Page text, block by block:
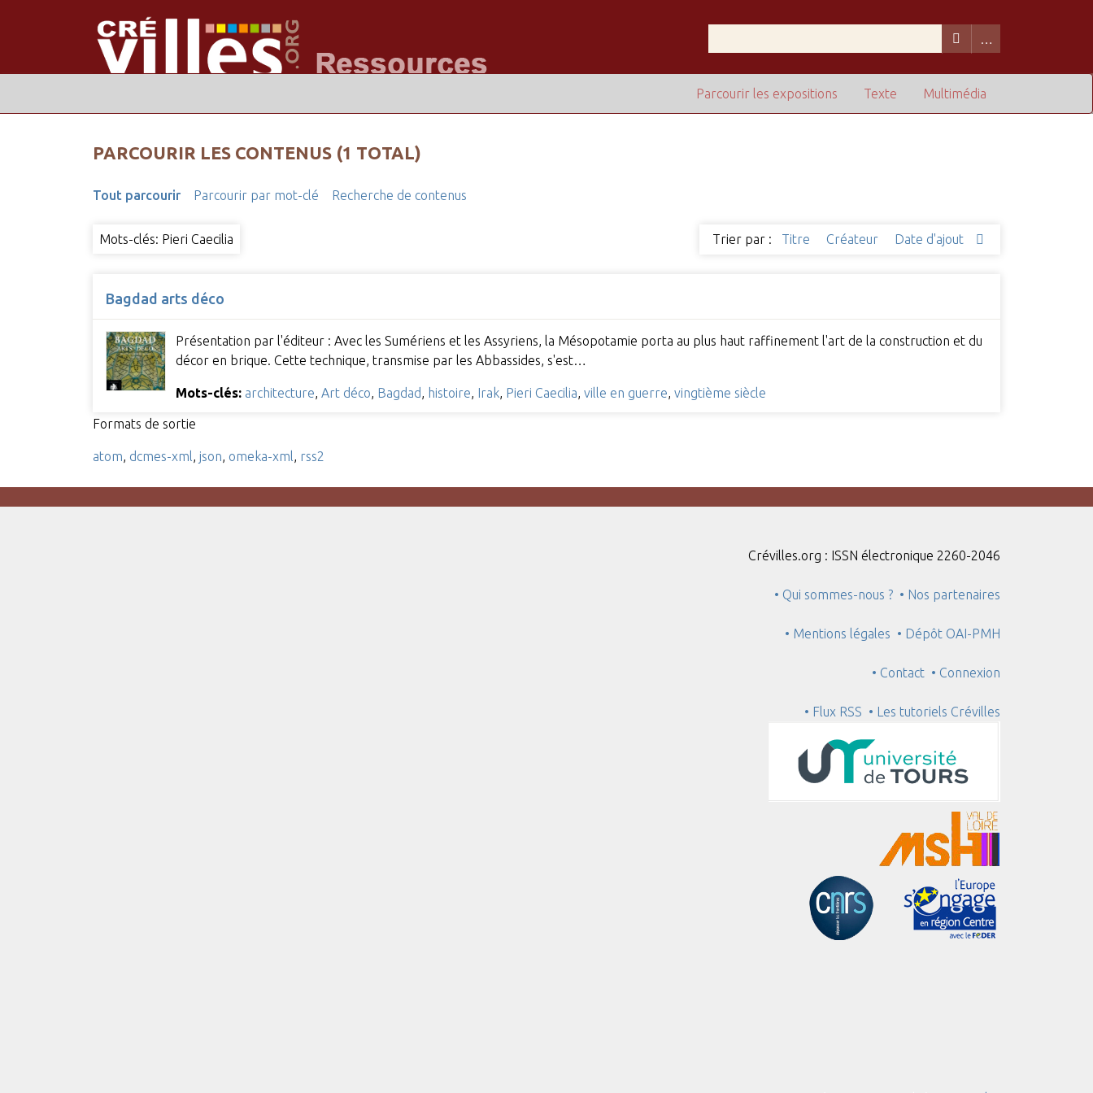
Multimédia
Texte
Parcourir les expositions
PARCOURIR LES CONTENUS (1 TOTAL)
Tout parcourir Parcourir par mot-clé Recherche de contenus
Mots-clés: Pieri Caecilia Trier par : Titre Créateur Date d'ajout
Bagdad arts déco
Présentation par l'éditeur : Avec les Sumériens et les Assyriens, la Mésopotamie porta au plus haut raffinement l'art de la construction et du
décor en brique. Cette technique, transmise par les Abbassides, s'est…
Mots-clés: architecture Art déco Bagdad histoire Irak, Pieri Caecilia ville en guerre vingtième siècle
Formats de sortie
atom dcmes-xml json omeka-xml rss2
Crévilles.org : ISSN électronique 2260-2046
• Qui sommes-nous ? • Nos partenaires
• Mentions légales • Dépôt OAI-PMH
• Contact • Connexion
• Flux RSS • Les tutoriels Crévilles